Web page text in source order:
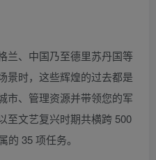
兰、中国乃至德里苏丹国等
景时，这些辉煌的过去都是
市、管理资源并带领您的军
至文艺复兴时期共横跨 500
35 项任务。